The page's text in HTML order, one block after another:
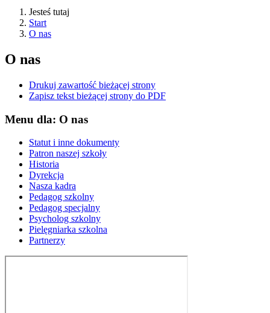
Jesteś tutaj
Start
O nas
O nas
Drukuj zawartość bieżącej strony
Zapisz tekst bieżącej strony do PDF
Menu dla: O nas
Statut i inne dokumenty
Patron naszej szkoły
Historia
Dyrekcja
Nasza kadra
Pedagog szkolny
Pedagog specjalny
Psycholog szkolny
Pielęgniarka szkolna
Partnerzy